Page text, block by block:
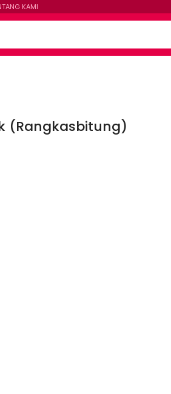
KAMI
(Rangkasbitung)